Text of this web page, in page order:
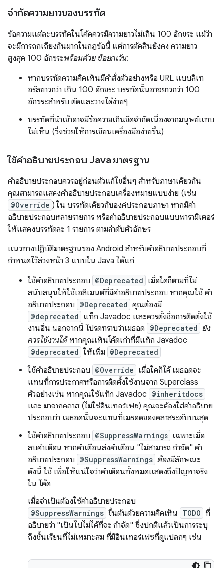
จำกัดความยาวของบรรทัด
ข้อความแต่ละบรรทัดในโค้ดควรมีความยาวไม่เกิน 100 อักขระ แม้ว่า
จะมีการถกเถียงกันมากในกฎข้อนี้ แต่การตัดสินยังคง ความยาว
สูงสุด 100 อักขระพร้อมด้วย ข้อยกเว้น:
หากบรรทัดความคิดเห็นมีคำสั่งตัวอย่างหรือ URL แบบลิเท
อรัลยาวกว่า เกิน 100 อักขระ บรรทัดนั้นอาจยาวกว่า 100
อักขระสำหรับ ตัดและวางได้ง่ายๆ
บรรทัดที่นำเข้าอาจมีข้อความเกินขีดจำกัดเนื่องจากมนุษย์แทบ
ไม่เห็น (ซึ่งช่วยให้การเขียนเครื่องมือง่ายขึ้น)
ใช้คำอธิบายประกอบ Java มาตรฐาน
คำอธิบายประกอบควรอยู่ก่อนตัวแก้ไขอื่นๆ สำหรับภาษาเดียวกัน
คุณสามารถแสดงคำอธิบายประกอบเครื่องหมายแบบง่าย (เช่น
@Override ) ใน บรรทัดเดียวกับองค์ประกอบภาษา หากมีคำ
อธิบายประกอบหลายรายการ หรือคำอธิบายประกอบแบบพารามิเตอร์
ให้แสดงบรรทัดละ 1 รายการ ตามลำดับตัวอักษร
แนวทางปฏิบัติมาตรฐานของ Android สำหรับคำอธิบายประกอบที่
กำหนดไว้ล่วงหน้า 3 แบบใน Java ได้แก่
ใช้คำอธิบายประกอบ @Deprecated เมื่อใดก็ตามที่ไม่
สนับสนุนให้ใช้เอลิเมนต์ที่มีคำอธิบายประกอบ หากคุณใช้ คำ
อธิบายประกอบ @Deprecated คุณต้องมี
@deprecated แท็ก Javadoc และควรตั้งชื่อการติดตั้งใช้
งานอื่น นอกจากนี้ โปรดทราบว่าเมธอด @Deprecated ยัง
ควรใช้งานได้หากคุณเห็นโค้ดเก่าที่มีแท็ก Javadoc
@deprecated ให้เพิ่ม @Deprecated
ใช้คำอธิบายประกอบ @Override เมื่อใดก็ได้ เมธอดจะ
แทนที่การประกาศหรือการติดตั้งใช้งานจาก Superclass
ตัวอย่างเช่น หากคุณใช้แท็ก Javadoc @inheritdocs
และ มาจากคลาส (ไม่ใช่อินเทอร์เฟซ) คุณจะต้องใส่คำอธิบาย
ประกอบว่า เมธอดนั้นจะแทนที่เมธอดของคลาสระดับบนสุด
ใช้คำอธิบายประกอบ @SuppressWarnings เฉพาะเมื่อ
ลบคำเตือน หากคำเตือนส่งคำเตือน "ไม่สามารถ กำจัด" คำ
อธิบายประกอบ @SuppressWarnings ต้องมีลักษณะ
ดังนี้ ใช้ เพื่อให้แน่ใจว่าคำเตือนทั้งหมดแสดงถึงปัญหาจริง
ใน โค้ด
เมื่อจำเป็นต้องใช้คำอธิบายประกอบ
@SuppressWarnings ขึ้นต้นด้วยความคิดเห็น TODO ที่
อธิบายว่า "เป็นไปไม่ได้ที่จะ กำจัด" ซึ่งปกติแล้วเป็นการระบุ
ถึงชั้นเรียนที่ไม่เหมาะสม ที่มีอินเทอร์เฟซที่ดูแปลกๆ เช่น